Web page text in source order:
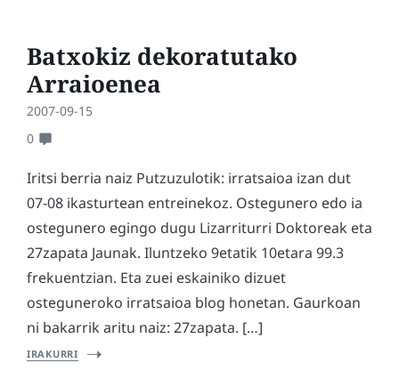
Batxokiz dekoratutako
Arraioenea
2007-09-15
0
Iritsi berria naiz Putzuzulotik: irratsaioa izan dut
07-08 ikasturtean entreinekoz. Ostegunero edo ia
ostegunero egingo dugu Lizarriturri Doktoreak eta
27zapata Jaunak. Iluntzeko 9etatik 10etara 99.3
frekuentzian. Eta zuei eskainiko dizuet
osteguneroko irratsaioa blog honetan. Gaurkoan
ni bakarrik aritu naiz: 27zapata. […]
IRAKURRI